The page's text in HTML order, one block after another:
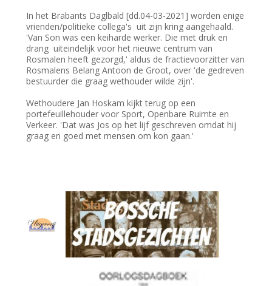
In het Brabants Daglbald [dd.04-03-2021] worden enige
vrienden/politieke collega's uit zijn kring aangehaald.
'Van Son was een keiharde werker. Die met druk en
drang uiteindelijk voor het nieuwe centrum van
Rosmalen heeft gezorgd,' aldus de fractievoorzitter van
Rosmalens Belang Antoon de Groot, over 'de gedreven
bestuurder die graag wethouder wilde zijn'.
Wethoudere Jan Hoskam kijkt terug op een
portefeuillehouder voor Sport, Openbare Ruimte en
Verkeer. 'Dat was Jos op het lijf geschreven omdat hij
graag en goed met mensen om kon gaan.'